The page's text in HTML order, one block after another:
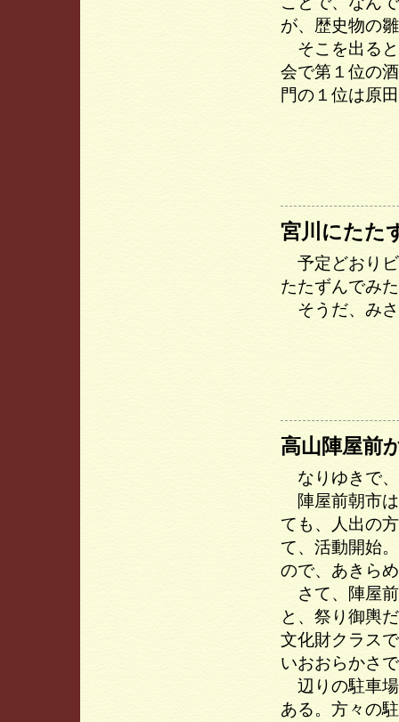
が、歴史物の
そこを出ると
会で第１位の
門の１位は原
宮川にたた
予定どおりビ
たたずんでみ
そうだ、みさ
高山陣屋前
なりゆきで
陣屋前朝市は
ても、人出の
て、活動開始
ので、あきら
さて、陣屋前
と、祭り御輿
文化財クラス
いおおらかさ
辺りの駐車場
ある。方々の